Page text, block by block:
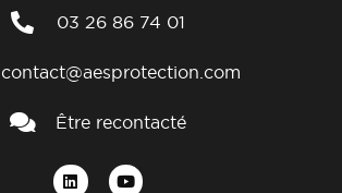
03 26 86 74 01
contact@aesprotection.com
Être recontacté